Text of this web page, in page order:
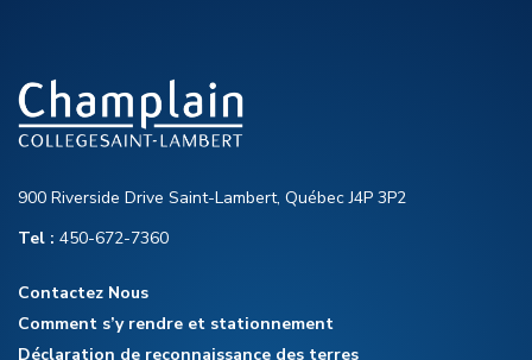
900 Riverside Drive Saint-Lambert, Québec J4P 3P2
Tel : 450-672-7360
Contactez Nous
Comment s’y rendre et stationnement
Déclaration de reconnaissance des terres